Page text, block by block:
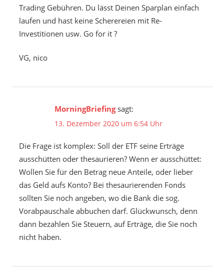
Trading Gebühren. Du lässt Deinen Sparplan einfach
laufen und hast keine Scherereien mit Re-
Investitionen usw. Go for it ?
VG, nico
MorningBriefing sagt:
13. Dezember 2020 um 6:54 Uhr
Die Frage ist komplex: Soll der ETF seine Erträge
ausschütten oder thesaurieren? Wenn er ausschüttet:
Wollen Sie für den Betrag neue Anteile, oder lieber
das Geld aufs Konto? Bei thesaurierenden Fonds
sollten Sie noch angeben, wo die Bank die sog.
Vorabpauschale abbuchen darf. Glückwunsch, denn
dann bezahlen Sie Steuern, auf Erträge, die Sie noch
nicht haben.